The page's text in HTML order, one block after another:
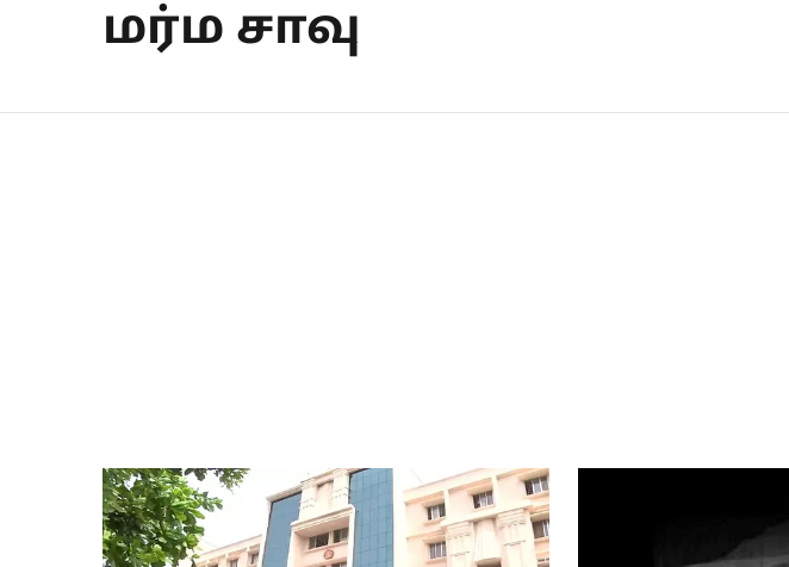
மர்ம சாவு